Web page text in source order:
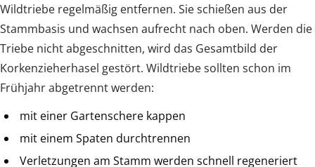
Wildtriebe regelmäßig entfernen. Sie schießen aus der
Stammbasis und wachsen aufrecht nach oben. Werden die
Triebe nicht abgeschnitten, wird das Gesamtbild der
Korkenzieherhasel gestört. Wildtriebe sollten schon im
Frühjahr abgetrennt werden:
mit einer Gartenschere kappen
mit einem Spaten durchtrennen
Verletzungen am Stamm werden schnell regeneriert